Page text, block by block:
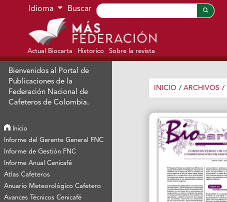
Ir al menú de navegación principal
Ir al contenido principal
Ir al pie de página del sitio
Idioma Buscar
Actual Biocarta Historico Sobre la revista
Bienvenidos al Portal de
Publicaciones de la
Federación Nacional de
Cafeteros de Colombia.
Inicio
Informe del Gerente General FNC
Informe de Gestión FNC
Informe Anual Cenicafé
Atlas Cafeteros
Anuario Meteorológico Cafetero
Avances Técnicos Cenicafé
INICIO / ARCHIVOS /